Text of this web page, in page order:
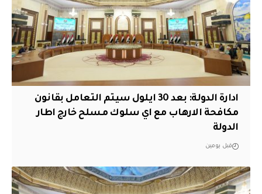
ادارة الدولة: بعد 30 ايلول سيتم التعامل بقانون
مكافحة الارهاب مع اي سلوك مسلح خارج اطار
الدولة
قبل يومين